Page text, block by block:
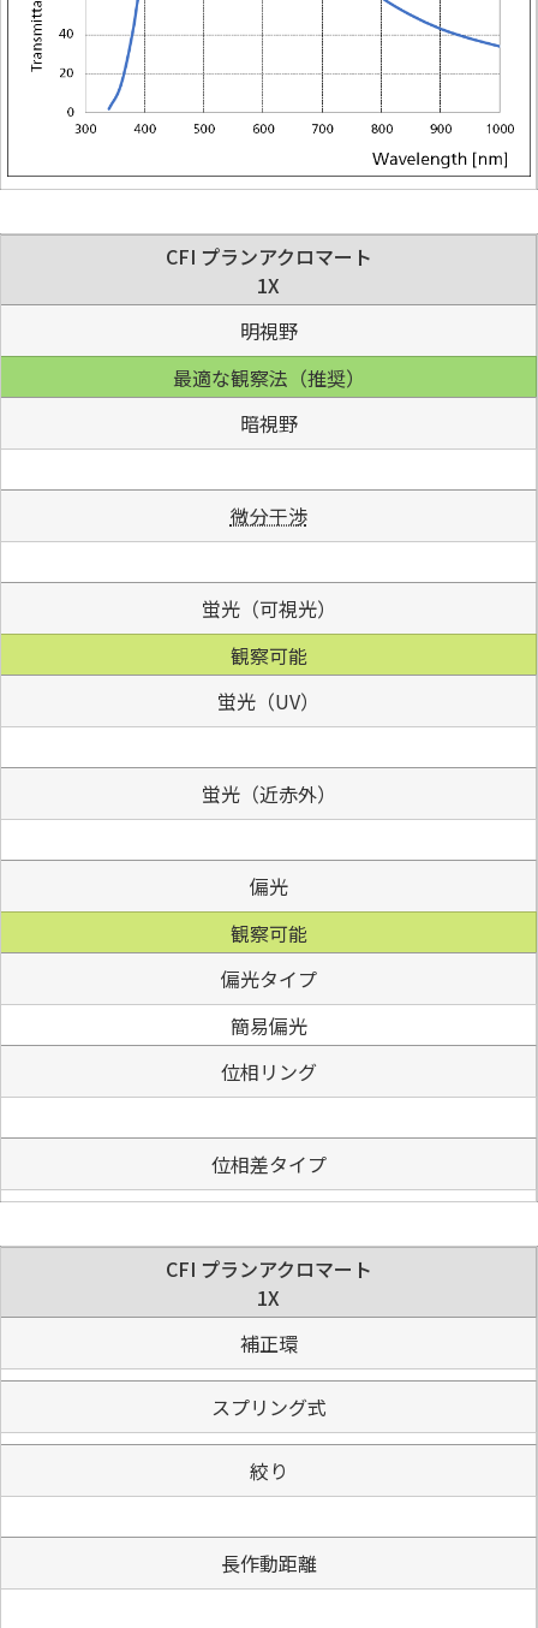
CFI プランアクロマート
1X
明視野
最適な観察法（推奨）
暗視野
微分干渉
蛍光（可視光）
観察可能
蛍光（UV）
蛍光（近赤外）
偏光
観察可能
偏光タイプ
簡易偏光
位相リング
位相差タイプ
CFI プランアクロマート
1X
補正環
スプリング式
絞り
長作動距離